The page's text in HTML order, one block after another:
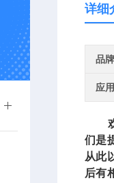
详细
品牌
应
欢
们是
从此
后有